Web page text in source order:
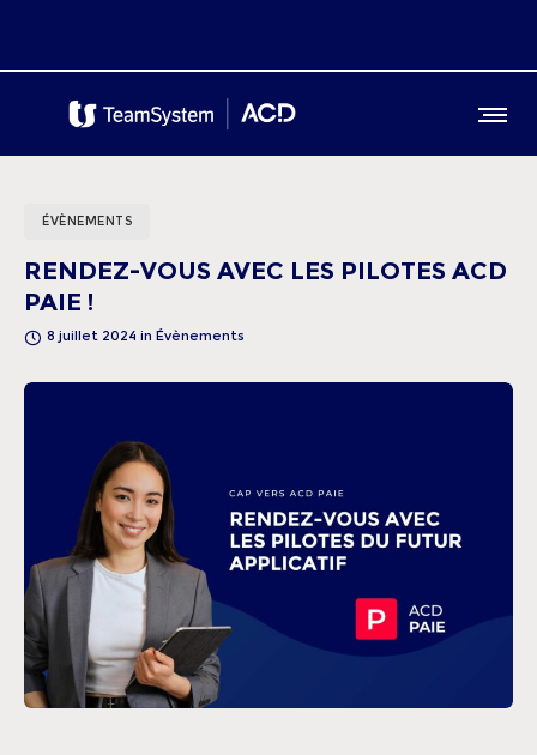
ÉVÈNEMENTS
RENDEZ-VOUS AVEC LES PILOTES ACD
PAIE !
8 juillet 2024 in Évènements